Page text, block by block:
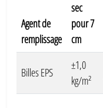
Agent de
remplissage
sec
pour 7
cm
Billes EPS
±1,0
kg/m²